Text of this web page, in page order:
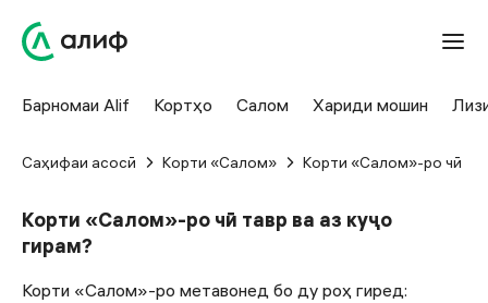
Барномаи Alif Кортҳо Салом Хариди мошин
Саҳифаи асосӣ Корти «Салом» Корти «Салом»-ро чӣ
Корти «Салом»-ро чӣ тавр ва аз куҷо
гирам?
Корти «Салом»-ро метавонед бо ду роҳ гиред: